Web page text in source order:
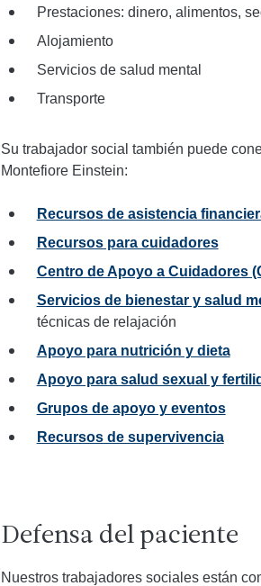
Prestaciones: dinero, alimentos,
Alojamiento
Servicios de salud mental
Transporte
Su trabajador social también puede
Montefiore Einstein:
Recursos de asistencia
Recursos para cuidadores
Centro de Apoyo a Cuidadores
Servicios de bienestar y salud
técnicas de relajación
Apoyo para nutrición y dieta
Apoyo para salud sexual y
Grupos de apoyo y eventos
Recursos de supervivencia
Defensa del paciente
Nuestros trabajadores sociales están